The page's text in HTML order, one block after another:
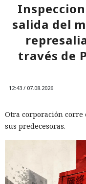
salida del
través de
12:43 / 07.08.2026
Otra corporación
sus predecesoras.